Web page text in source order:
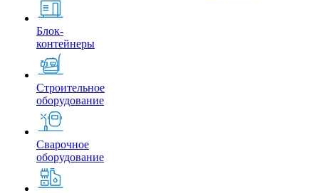
Блок-
контейнеры
Строительное
оборудование
Сварочное
оборудование